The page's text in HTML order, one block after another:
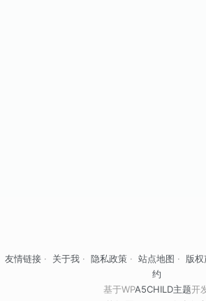
友情链接 · 关于我 · 隐私政策 · 站点地图 · 版权
约
基于WPA5CHILD主题开